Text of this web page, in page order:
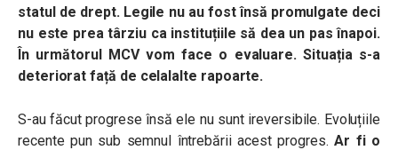
statul de drept. Legile nu au fost însă promulgate deci
nu este prea târziu ca instituțiile să dea un pas înapoi.
În următorul MCV vom face o evaluare. Situația s-a
deteriorat față de celalalte rapoarte.
S-au făcut progrese însă ele nu sunt ireversibile. Evoluțiile
recente pun sub semnul întrebării acest progres. Ar fi o